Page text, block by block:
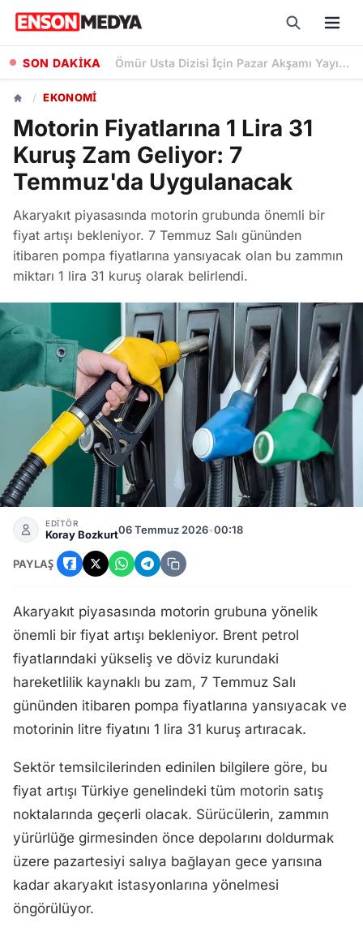
SON DAKİKA Bankaların Ağustos 2026 Emekli Promosyonları: Güncel Ödeme Tutarları ve Şartları
/ EKONOMI
Motorin Fiyatlarına 1 Lira 31
Kuruş Zam Geliyor: 7
Temmuz'da Uygulanacak
Akaryakıt piyasasında motorin grubunda önemli bir
fiyat artışı bekleniyor. 7 Temmuz Salı gününden
itibaren pompa fiyatlarına yansıyacak olan bu zammın
miktarı 1 lira 31 kuruş olarak belirlendi.
Motorin Fiyatlarına 1 Lira 31 Kuruş Zam Geliyor: 7
EDİTÖR
Koray Bozkurt06 Temmuz 2026•00:18
PAYLAŞ
Akaryakıt piyasasında motorin grubuna yönelik
önemli bir fiyat artışı bekleniyor. Brent petrol
fiyatlarındaki yükseliş ve döviz kurundaki
hareketlilik kaynaklı bu zam, 7 Temmuz Salı
gününden itibaren pompa fiyatlarına yansıyacak ve
motorinin litre fiyatını 1 lira 31 kuruş artıracak.
Sektör temsilcilerinden edinilen bilgilere göre, bu
fiyat artışı Türkiye genelindeki tüm motorin satış
noktalarında geçerli olacak. Sürücülerin, zammın
yürürlüğe girmesinden önce depolarını doldurmak
üzere pazartesiyi salıya bağlayan gece yarısına
kadar akaryakıt istasyonlarına yönelmesi
öngörülüyor.